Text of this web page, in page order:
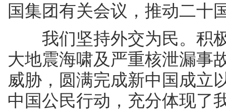
国集团有关会议，推动二十
我们坚持外交为民。积极
大地震海啸及严重核泄漏事
威胁，圆满完成新中国成立
中国公民行动，充分体现了